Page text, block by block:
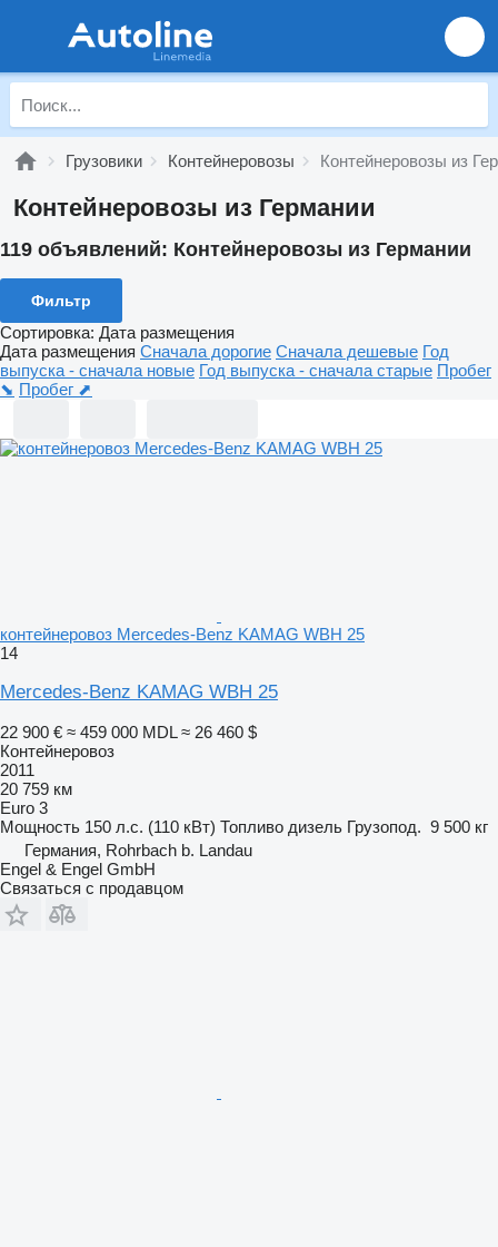
Грузовики Контейнеровозы Контейнеровозы из
Контейнеровозы из Германии
119 объявлений: Контейнеровозы из Германии
Фильтр
Сортировка: Дата размещения
Дата размещения Сначала дорогие Сначала дешевые Год
выпуска - сначала новые Год выпуска - сначала старые Пробег
⬊ Пробег ⬈
контейнеровоз Mercedes-Benz KAMAG WBH 25
14
Mercedes-Benz KAMAG WBH 25
22 900 € ≈ 459 000 MDL ≈ 26 460 $
Контейнеровоз
2011
20 759 км
Euro 3
Мощность 150 л.с. (110 кВт) Топливо дизель Грузопод. 9 500 кг
Германия, Rohrbach b. Landau
Engel & Engel GmbH
Связаться с продавцом